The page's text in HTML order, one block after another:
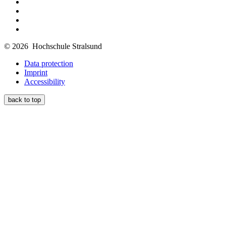
© 2026 Hochschule Stralsund
Data protection
Imprint
Accessibility
back to top